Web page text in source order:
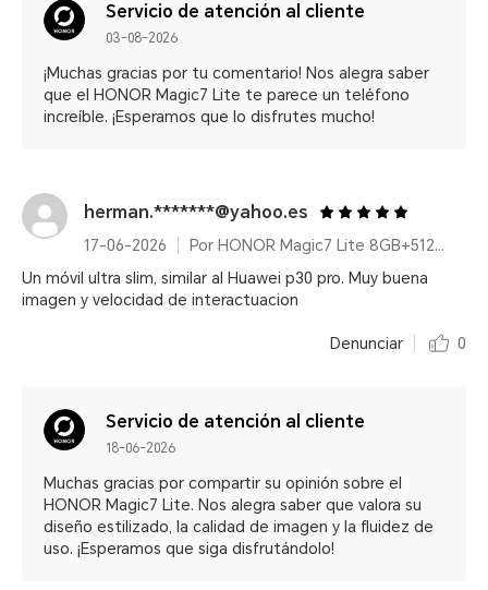
Servicio de atención al cliente
03-08-2026
¡Muchas gracias por tu comentario! Nos alegra saber
que el HONOR Magic7 Lite te parece un teléfono
increíble. ¡Esperamos que lo disfrutes mucho!
herman.*******@yahoo.es
17-06-2026
Por HONOR Magic7 Lite 8GB+512GB Titanium Purple
Un móvil ultra slim, similar al Huawei p30 pro. Muy buena
imagen y velocidad de interactuacion
Denunciar 0
Servicio de atención al cliente
18-06-2026
Muchas gracias por compartir su opinión sobre el
HONOR Magic7 Lite. Nos alegra saber que valora su
diseño estilizado, la calidad de imagen y la fluidez de
uso. ¡Esperamos que siga disfrutándolo!